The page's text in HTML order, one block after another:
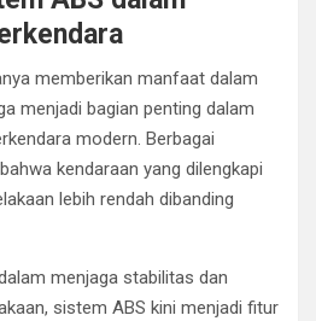
memberikan manfaat dalam
menjadi bagian penting dalam
modern. Berbagai
kendaraan yang dilengkapi
lebih rendah dibanding
menjaga stabilitas dan
sistem ABS kini menjadi fitur